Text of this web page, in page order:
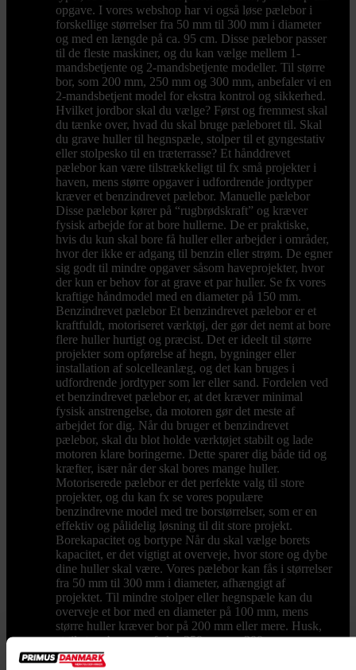
opgave. I vores webshop har vi også løse pælebor i
forskellige størrelser fra 50 mm til 300 mm i diameter
og med en længde på ca. 95 cm. Disse pælebor passer
til de fleste maskiner, og du kan vælge mellem 1-
mandsbetjente og 2-mandsbetjente modeller. Til større
bor, som 200 mm, 250 mm og 300 mm, anbefaler vi en
2-mandsbetjent model for ekstra kontrol og sikkerhed.
Hvilket jordbor skal du vælge? Først og fremmest skal
du tænke over, hvad du skal bruge pæleboret til. Skal
du grave huller til hegnspæle, stolper til et gyngestativ
eller stolpesko til en træterrasse? Et hånddrevet
pælebor kan være tilstrækkeligt til fx små projekter i
haven, mens større opgaver i udfordrende jordtyper
kræver et benzindrevet pælebor. Manuelle pælebor
Disse pælebor kører på “rugbrødskraft” og kræver
fysisk arbejde for at bore hullerne. De er praktiske,
hvis du kun skal bore få huller eller arbejder i områder,
hvor der ikke er adgang til benzin eller strøm. De egner
sig godt til mindre opgaver såsom haveprojekter, hvor
der kun er behov for at grave et par huller. Se fx vores
kraftige håndmodel med en diameter på 150 mm.
Benzindrevet pælebor Et benzindrevet pælebor er et
kraftfuldt, motoriseret værktøj, der gør det nemt at bore
flere huller hurtigt og præcist. Det er ideelt til større
projekter som opførelse af hegn, bygninger eller
installation af solcelleanlæg, og det kan bruges i
udfordrende jordtyper som ler eller sand. Fordelen ved
et benzindrevet pælebor er, at det kræver minimal
fysisk anstrengelse, da motoren gør det meste af
arbejdet for dig. Når du bruger et benzindrevet
pælebor, skal du blot holde værktøjet stabilt og lade
motoren klare boringerne. Dette sparer dig både tid og
kræfter, især når der skal bores mange huller.
Motoriserede pælebor er det perfekte valg til store
projekter, og du kan fx se vores populære
benzindrevne model med tre borstørrelser, som er en
effektiv og pålidelig løsning til dit store projekt.
Borekapacitet og bortype Når du skal vælge borets
kapacitet, er det vigtigt at overveje, hvor store og dybe
dine huller skal være. Vores pælebor kan fås i størrelser
fra 50 mm til 300 mm i diameter, afhængigt af
projektet. Til mindre stolper eller hegnspæle kan du
overveje et bor med en diameter på 100 mm, mens
større huller kræver bor på 200 mm eller mere. Husk,
at til store bor, som f.eks. 250 mm og 300 mm,
anbefaler vi en 2-mandsbetjent model. Fordele ved at